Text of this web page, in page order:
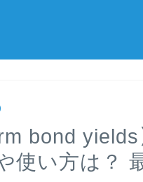
bond
使い方は？